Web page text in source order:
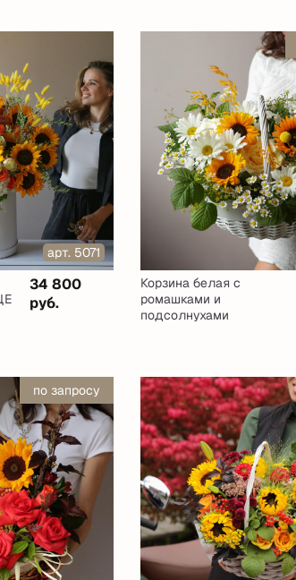
арт. 5071
34 800
руб.
Корзина белая с
ромашками и
подсолнухами
по запросу